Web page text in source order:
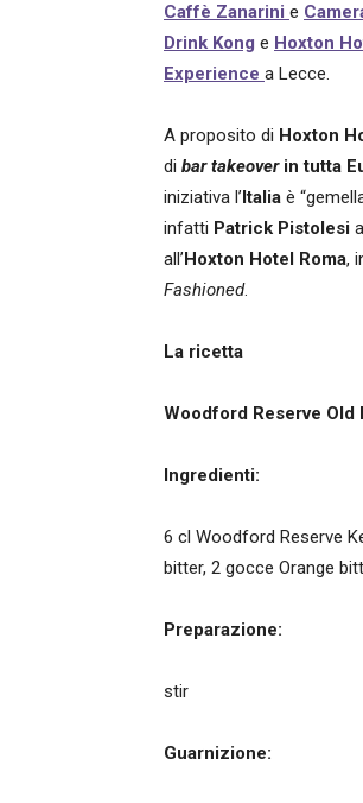
Caffè Zanarini e
Drink Kong e Hoxton
Experience a Lecce.
A proposito di Hoxton
di bar takeoverin tutta
iniziativa l’Italia è
infatti Patrick Pistolesi
all’Hoxton Hotel Roma,
Fashioned.
La ricetta
Woodford Reserve Old
Ingredienti:
6 cl Woodford Reserve
bitter, 2 gocce Orange
Preparazione:
stir
Guarnizione: